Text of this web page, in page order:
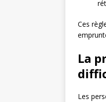
Ces
La
Les